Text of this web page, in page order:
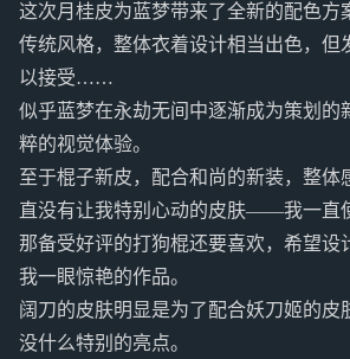
这次月桂皮为蓝梦带来了全新的配色方
传统风格，整体衣着设计相当出色，但
以接受……
似乎蓝梦在永劫无间中逐渐成为策划的
粹的视觉体验。
至于棍子新皮，配合和尚的新装，整体
直没有让我特别心动的皮肤——我一直
那备受好评的打狗棍还要喜欢，希望设
我一眼惊艳的作品。
阔刀的皮肤明显是为了配合妖刀姬的皮
没什么特别的亮点。